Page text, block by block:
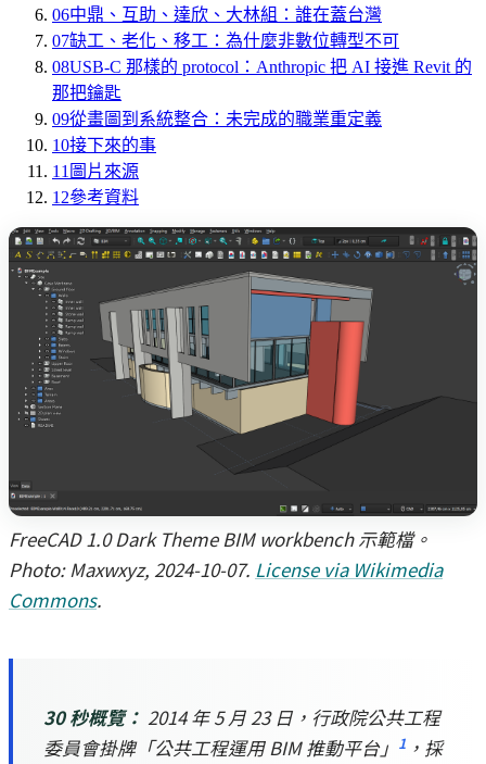
06中鼎、互助、達欣、大林組：誰在蓋台灣
07缺工、老化、移工：為什麼非數位轉型不可
08USB-C 那樣的 protocol：Anthropic 把 AI 接進 Revit 的
那把鑰匙
09從畫圖到系統整合：未完成的職業重定義
10接下來的事
11 圖片來源
12參考資料
FreeCAD 1.0 Dark Theme BIM workbench 示範檔。
Photo: Maxwxyz, 2024-10-07. License via Wikimedia
Commons.
30 秒概覽： 2014 年 5 月 23 日，行政院公共工程
委員會掛牌「公共工程運用 BIM 推動平台」 1 ，採